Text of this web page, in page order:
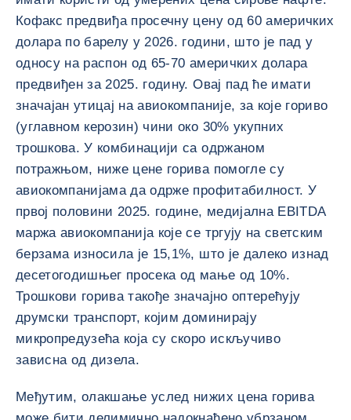
Кофакс предвиђа просечну цену од 60 америчких
долара по барелу у 2026. години, што је пад у
односу на распон од 65-70 америчких долара
предвиђен за 2025. годину. Овај пад ће имати
значајан утицај на авиокомпаније, за које гориво
(углавном керозин) чини око 30% укупних
трошкова. У комбинацији са одржаном
потражњом, ниже цене горива помогле су
авиокомпанијама да одрже профитабилност. У
првој половини 2025. године, медијална EBITDA
маржа авиокомпанија које се тргују на светским
берзама износила је 15,1%, што је далеко изнад
десетогодишњег просека од мање од 10%.
Трошкови горива такође значајно оптерећују
друмски транспорт, којим доминирају
микропредузећа која су скоро искључиво
зависна од дизела.
Међутим, олакшање услед нижих цена горива